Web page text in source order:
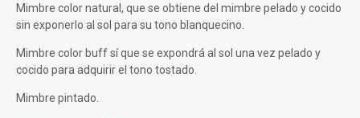
Mimbre color natural, que se obtiene del mimbre pelado y cocido
sin exponerlo al sol para su tono blanquecino.
Mimbre color buff sí que se expondrá al sol una vez pelado y
cocido para adquirir el tono tostado.
Mimbre pintado.